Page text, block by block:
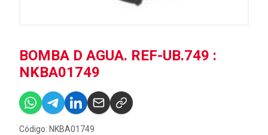
BOMBA D AGUA. REF-UB.749 :
NKBA01749
Código: NKBA01749